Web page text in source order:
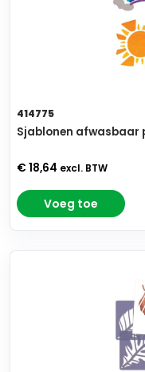
414775
Sjablonen afwasbaar
€ 18,64 excl. BTW
Voeg toe